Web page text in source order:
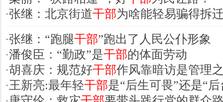
·张继：北京街道干部为啥能轻易骗得拆
·张继：“跑腿干部”跑出了人民公仆形象
·潘俊臣：“勤政”是干部的体面劳动
·胡喜庆：规范好干部作风靠暗访是管理
·王新亮:最年轻干部是“后生可畏”还是“